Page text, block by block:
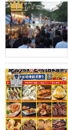
1
2